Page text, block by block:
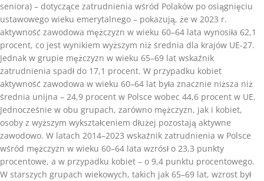
seniora) – dotyczące zatrudnienia wśród Polaków po osiągnięciu
ustawowego wieku emerytalnego – pokazują, że w 2023 r.
aktywność zawodowa mężczyzn w wieku 60–64 lata wynosiła 62,1
procent, co jest wynikiem wyższym niż średnia dla krajów UE-27.
Jednak w grupie mężczyzn w wieku 65–69 lat wskaźnik
zatrudnienia spadł do 17,1 procent. W przypadku kobiet
aktywność zawodowa w wieku 60–64 lat była znacznie niższa niż
średnia unijna – 24,9 procent w Polsce wobec 44,6 procent w UE.
Jednocześnie w obu grupach, zarówno mężczyzn, jak i kobiet,
osoby z wyższym wykształceniem dłużej pozostają aktywne
zawodowo. W latach 2014–2023 wskaźnik zatrudnienia w Polsce
wśród mężczyzn w wieku 60–64 lata wzrósł o 23,3 punkty
procentowe, a w przypadku kobiet – o 9,4 punktu procentowego.
W starszych grupach wiekowych, takich jak 65–69 lat, wzrost był